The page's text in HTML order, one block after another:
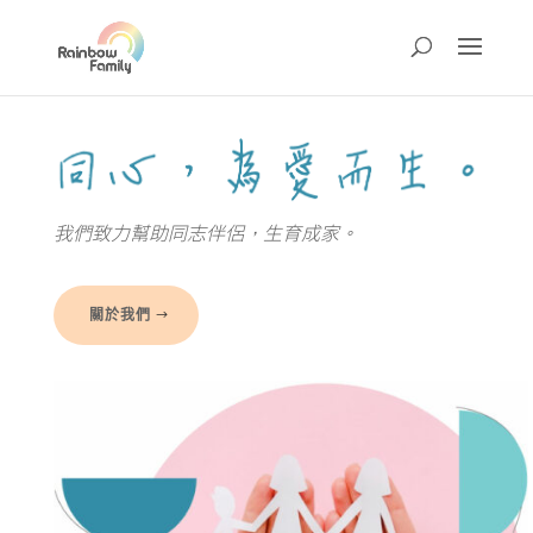
我們致力幫助同志伴侶， 生育成家。
關於我們